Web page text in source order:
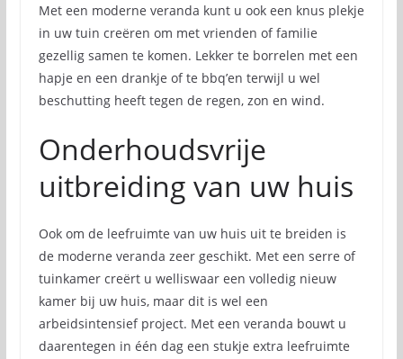
Met een moderne veranda kunt u ook een knus plekje
in uw tuin creëren om met vrienden of familie
gezellig samen te komen. Lekker te borrelen met een
hapje en een drankje of te bbq’en terwijl u wel
beschutting heeft tegen de regen, zon en wind.
Onderhoudsvrije
uitbreiding van uw huis
Ook om de leefruimte van uw huis uit te breiden is
de moderne veranda zeer geschikt. Met een serre of
tuinkamer creërt u welliswaar een volledig nieuw
kamer bij uw huis, maar dit is wel een
arbeidsintensief project. Met een veranda bouwt u
daarentegen in één dag een stukje extra leefruimte